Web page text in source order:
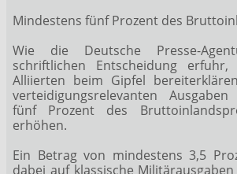
Mindestens fünf Prozent des
Wie die Deutsche Presse-
schriftlichen Entscheidung
Alliierten beim Gipfel
verteidigungsrelevanten
fünf Prozent des
erhöhen.
Ein Betrag von mindestens 3,5
dabei auf klassische